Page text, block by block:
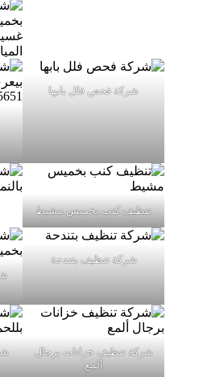
شركة فحص فلل بابها
تنظيف كنب بخميس مشيط
شركة تنظيف بتندحة
شركة تنظيف خزانات برجال
ألمع